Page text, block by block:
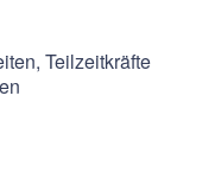
Teilzeitkräfte